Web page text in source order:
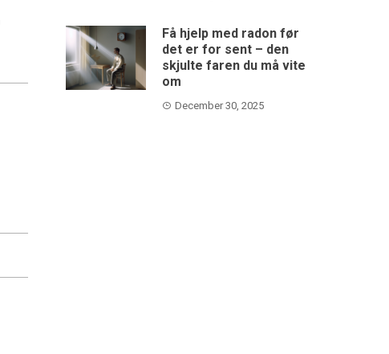
Få hjelp med radon før
det er for sent – den
skjulte faren du må vite
om
December 30, 2025